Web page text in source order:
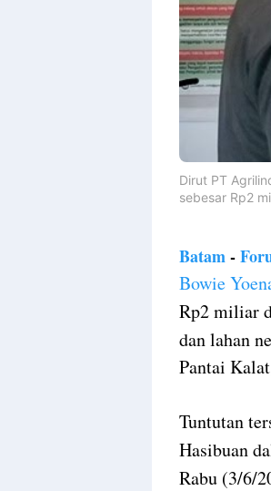
Dirut PT
sebesar Rp2
Batam-
Bowie
Rp2 miliar
dan lahan
Pantai
Tuntutan
Hasibuan
Rabu (3/6/